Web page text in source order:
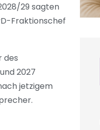
29 sagten
Fraktionschef
des
2027
jetzigem